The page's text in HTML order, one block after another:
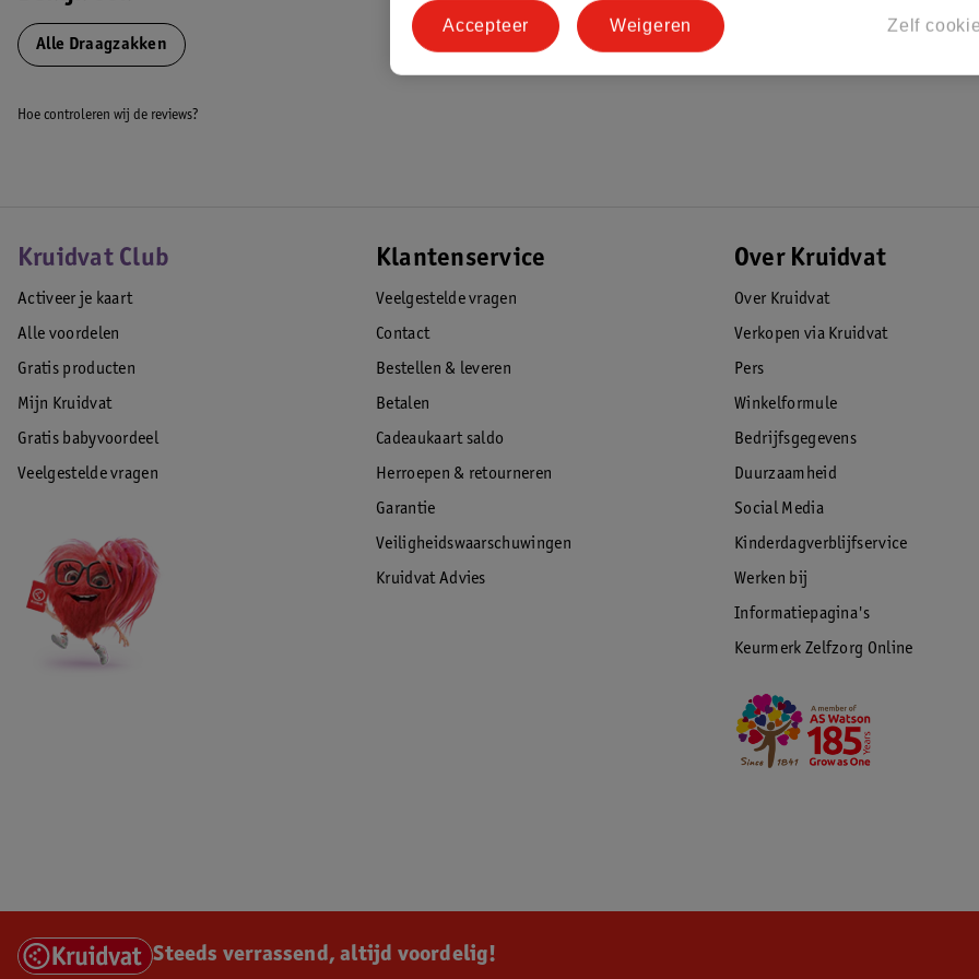
Kies voor het gemak en comfort van een babydraagzak en geniet van de tijd die u doorbrengt met uw baby, terwijl
u tegelijkertijd uw handen vrij hebt om andere dingen te doen.
Alle Draagzakken
Hoe controleren wij de reviews?
Kruidvat Club
Activeer je kaart
Alle voordelen
Gratis producten
Mijn Kruidvat
Gratis babyvoordeel
Veelgestelde vragen
Klantenservice
Veelgestelde vragen
Contact
Bestellen & leveren
Betalen
Cadeaukaart saldo
Herroepen & retourneren
Garantie
Veiligheidswaarschuwingen
Kruidvat Advies
Over Kruidvat
Over Kruidvat
Verkopen via Kruidvat
Pers
Winkelformule
Bedrijfsgegevens
Duurzaamheid
Social Media
Kinderdagverblijfservice
Werken bij
Informatiepagina's
Keurmerk Zelfzorg Online
Steeds verrassend, altijd voordelig!
Zelf
Weigeren
Accepteer